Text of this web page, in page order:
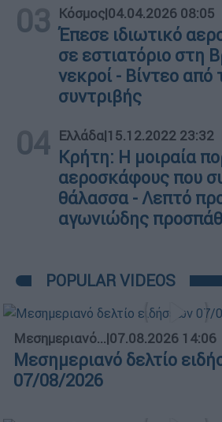
03 Κόσμος|04.04.2026 08:05
Έπεσε ιδιωτικό
σε εστιατόριο στη
νεκροί - Βίντεο από
συντριβής
04 Ελλάδα|15.12.2022 23:32
Κρήτη: Η μοιραία
αεροσκάφους που
θάλασσα - Λεπτό
αγωνιώδης
POPULAR VIDEOS
Μεσημεριανό...|07.08.2026 14:06
Μεσημεριανό δελτίο
07/08/2026